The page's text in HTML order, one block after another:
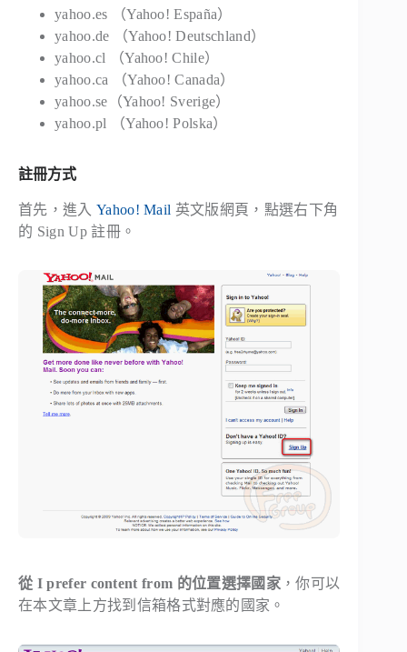
yahoo.es （Yahoo! España）
yahoo.de （Yahoo! Deutschland）
yahoo.cl （Yahoo! Chile）
yahoo.ca （Yahoo! Canada）
yahoo.se （Yahoo! Sverige）
yahoo.pl （Yahoo! Polska）
註冊方式
首先，進入 Yahoo! Mail 英文版網頁，點選右下角
的 Sign Up註冊。
從 I prefer content from 的位置選擇國家，你可以
在本文章上方找到信箱格式對應的國家。